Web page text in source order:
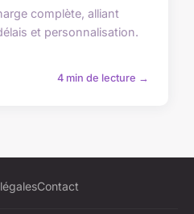
complète, alliant
et personnalisation.
4 min de lecture →
Contact